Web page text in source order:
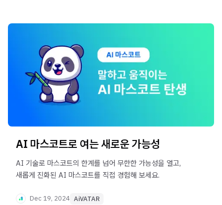
AI 마스코트로 여는 새로운 가능성
AI 기술로 마스코트의 한계를 넘어 무한한 가능성을 열고,
새롭게 진화된 AI 마스코트를 직접 경험해 보세요.
Dec 19, 2024 AiVATAR